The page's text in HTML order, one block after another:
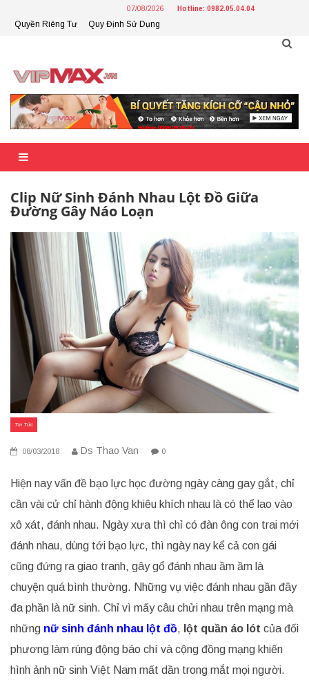
content
07/08/2026 Hotline: 0982.05.04.04
Quyền Riêng Tư Quy Định Sử Dụng
Clip Nữ Sinh Đánh Nhau Lột Đồ Giữa
Đường Gây Náo Loạn
Tin Tức
08/03/2018 Ds Thao Van 0
Hiện nay vấn đề bạo lực học đường ngày càng gay gắt, chỉ
cần vài cử chỉ hành động khiêu khích nhau là có thể lao vào
xô xát, đánh nhau. Ngày xưa thì chỉ có đàn ông con trai mới
đánh nhau, dùng tới bạo lực, thì ngày nay kể cả con gái
cũng đứng ra giao tranh, gây gổ đánh nhau ầm ầm là
chuyện quá bình thường. Những vụ việc đánh nhau gần đây
đa phần là nữ sinh. Chỉ vì mấy câu chửi nhau trên mạng mà
những nữ sinh đánh nhau lột đồ, lột quần áo lót của đối
phương làm rúng động báo chí và cộng đồng mạng khiến
hình ảnh nữ sinh Việt Nam mất dần trong mắt mọi người.